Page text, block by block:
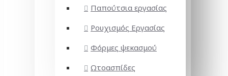
Παπούτσια εργασίας
Ρουχισμός Εργασίας
Φόρμες ψεκασμού
Ωτοασπίδες